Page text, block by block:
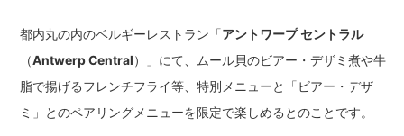
都内丸の内のベルギーレストラン「アントワープ セントラル
（Antwerp Central）」にて、ムール貝のビアー・デザミ煮や牛
脂で揚げるフレンチフライ等、特別メニューと「ビアー・デザ
ミ」とのペアリングメニューを限定で楽しめるとのことです。